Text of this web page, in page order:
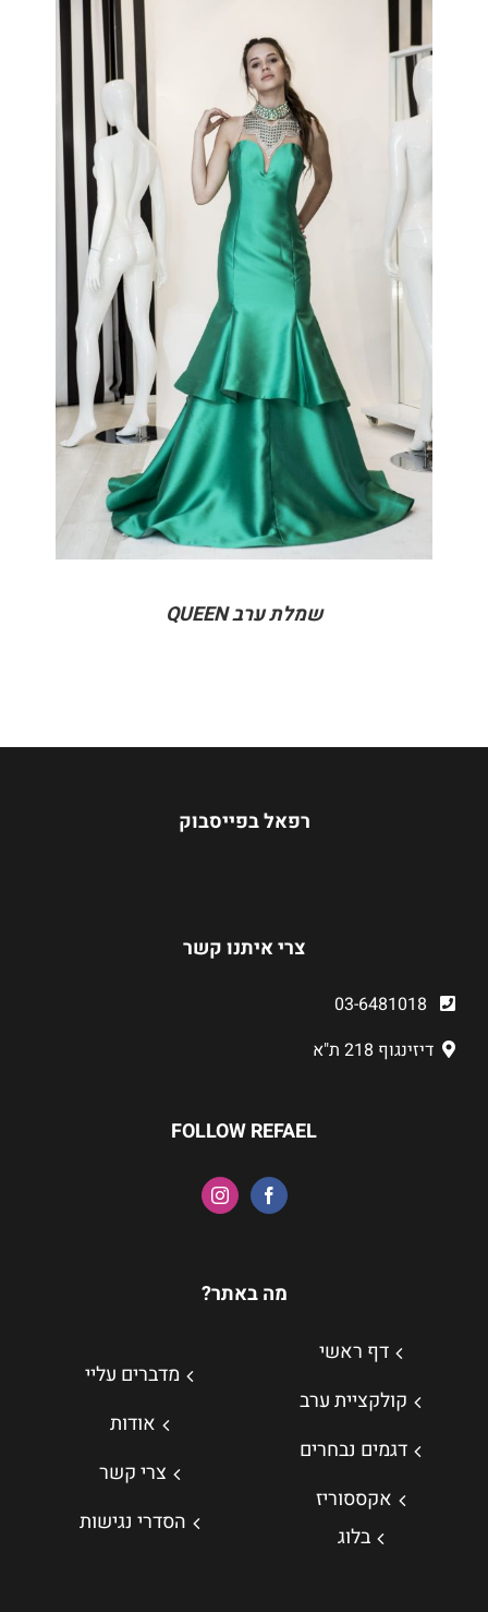
DETAILS
שמלת ערב QUEEN
רפאל בפייסבוק
צרי איתנו קשר
דיזינגוף 218 ת"א
FOLLOW REFAEL
מה באתר?
דף ראשי
קולקציית ערב
דגמים נבחרים
אקססוריז
בלוג
מדברים עליי
אודות
צרי קשר
הסדרי נגישות